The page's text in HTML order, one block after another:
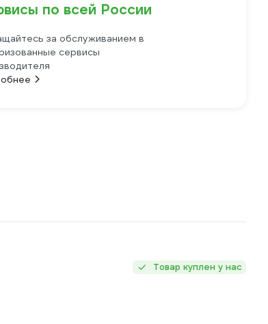
по всей России
за обслуживанием в
сервисы
Товар куплен у нас